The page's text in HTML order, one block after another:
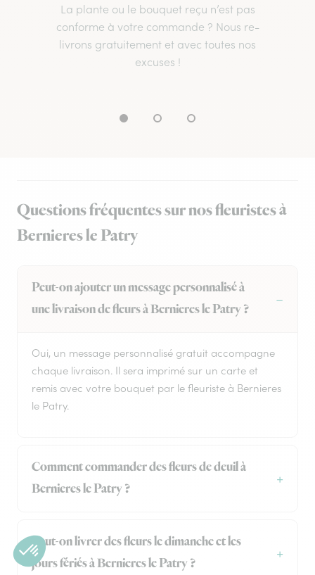
La plante ou le bouquet reçu n’est pas
conforme à votre commande ? Nous re-
livrons gratuitement et avec toutes nos
excuses !
Questions fréquentes sur nos fleuristes à
Bernieres le Patry
Peut-on ajouter un message personnalisé à
une livraison de fleurs à Bernieres le Patry ?
Oui, un message personnalisé gratuit accompagne
chaque livraison. Il sera imprimé sur un carte et
remis avec votre bouquet par le fleuriste à Bernieres
le Patry.
Comment commander des fleurs de deuil à
Bernieres le Patry ?
Peut-on livrer des fleurs le dimanche et les
jours fériés à Bernieres le Patry ?